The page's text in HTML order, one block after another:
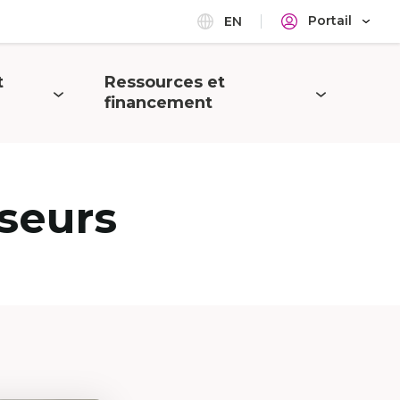
EN Portail
Ouvrir
Ressources et
financement